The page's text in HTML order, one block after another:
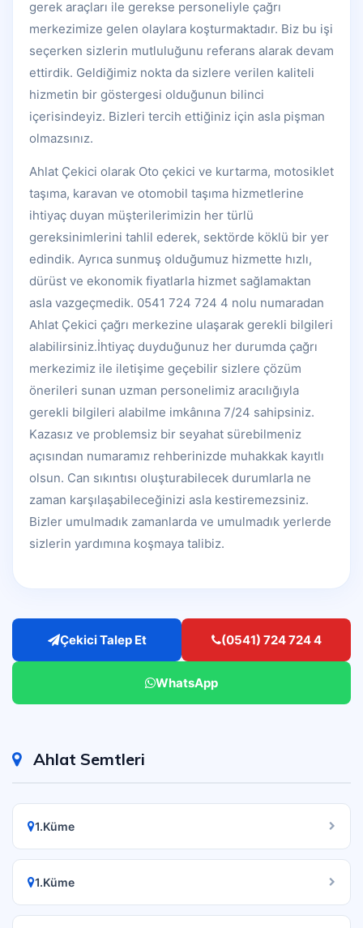
gerek araçları ile gerekse personeliyle çağrı
merkezimize gelen olaylara koşturmaktadır. Biz bu işi
seçerken sizlerin mutluluğunu referans alarak devam
ettirdik. Geldiğimiz nokta da sizlere verilen kaliteli
hizmetin bir göstergesi olduğunun bilinci
içerisindeyiz. Bizleri tercih ettiğiniz için asla pişman
olmazsınız.
Ahlat Çekici olarak Oto çekici ve kurtarma, motosiklet
taşıma, karavan ve otomobil taşıma hizmetlerine
ihtiyaç duyan müşterilerimizin her türlü
gereksinimlerini tahlil ederek, sektörde köklü bir yer
edindik. Ayrıca sunmuş olduğumuz hizmette hızlı,
dürüst ve ekonomik fiyatlarla hizmet sağlamaktan
asla vazgeçmedik. 0541 724 724 4 nolu numaradan
Ahlat Çekici çağrı merkezine ulaşarak gerekli bilgileri
alabilirsiniz.İhtiyaç duyduğunuz her durumda çağrı
merkezimiz ile iletişime geçebilir sizlere çözüm
önerileri sunan uzman personelimiz aracılığıyla
gerekli bilgileri alabilme imkânına 7/24 sahipsiniz.
Kazasız ve problemsiz bir seyahat sürebilmeniz
açısından numaramız rehberinizde muhakkak kayıtlı
olsun. Can sıkıntısı oluşturabilecek durumlarla ne
zaman karşılaşabileceğinizi asla kestiremezsiniz.
Bizler umulmadık zamanlarda ve umulmadık yerlerde
sizlerin yardımına koşmaya talibiz.
Çekici Talep Et (0541) 724 724 4
WhatsApp
Ahlat Semtleri
1.Küme
1.Küme